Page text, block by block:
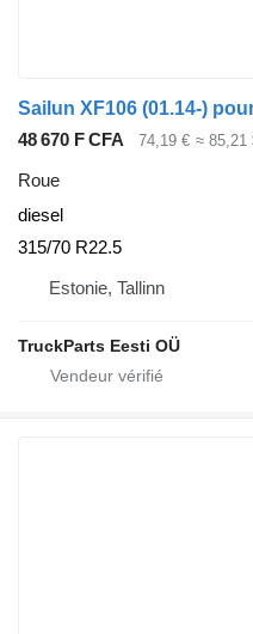
Sailun XF106 (01.14-)
48 670 F CFA
74,19 € ≈ 85,21
Roue
diesel
315/70 R22.5
Estonie, Tallinn
TruckParts Eesti OÜ